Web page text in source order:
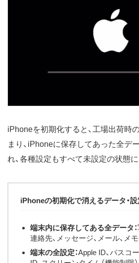
iPhoneを初期化すると、工場出荷時
まり、iPhoneに保存してあった全デ
れ、各種設定もすべて未設定の状態に
iPhoneの初期化で消えるデータ・設
端末内に保存してある全データ：
連絡先、メッセージ、メール、メ
端末の全設定：Apple ID、パスコ